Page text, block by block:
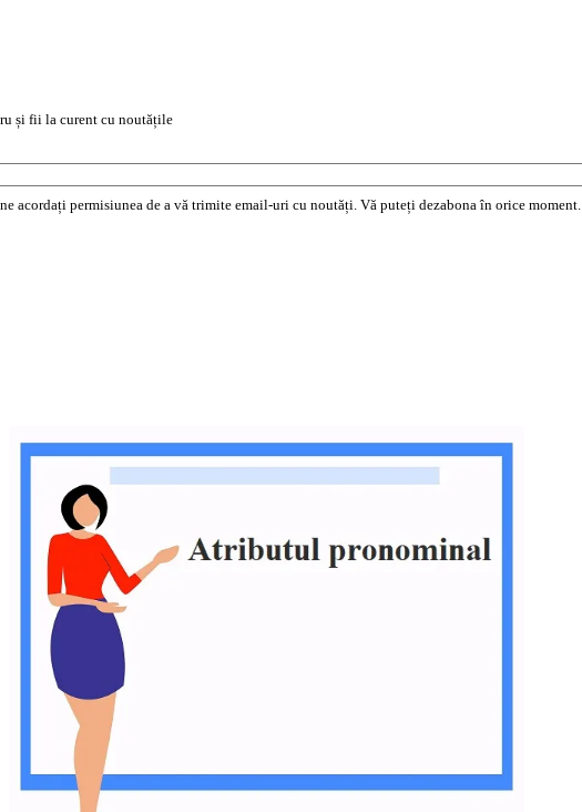
și fii la curent cu noutățile
acordați permisiunea de a vă trimite email-uri cu noutăți. Vă puteți dezabona în orice moment.